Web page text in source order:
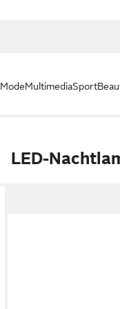
ModeMultimediaSport
LED-